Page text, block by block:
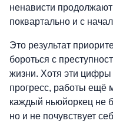
ненависти
поквартально и с
Это результат
бороться с
жизни. Хотя эти
прогресс, работы ещё
каждый ньюйоркец не
но и не почувствует